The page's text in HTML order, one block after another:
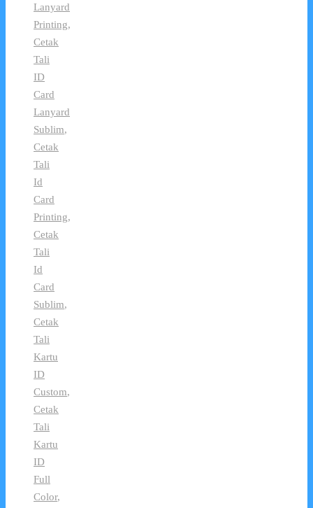
Lanyard
Printing,
Cetak
Tali
ID
Card
Lanyard
Sublim,
Cetak
Tali
Id
Card
Printing,
Cetak
Tali
Id
Card
Sublim,
Cetak
Tali
Kartu
ID
Custom,
Cetak
Tali
Kartu
ID
Full
Color,